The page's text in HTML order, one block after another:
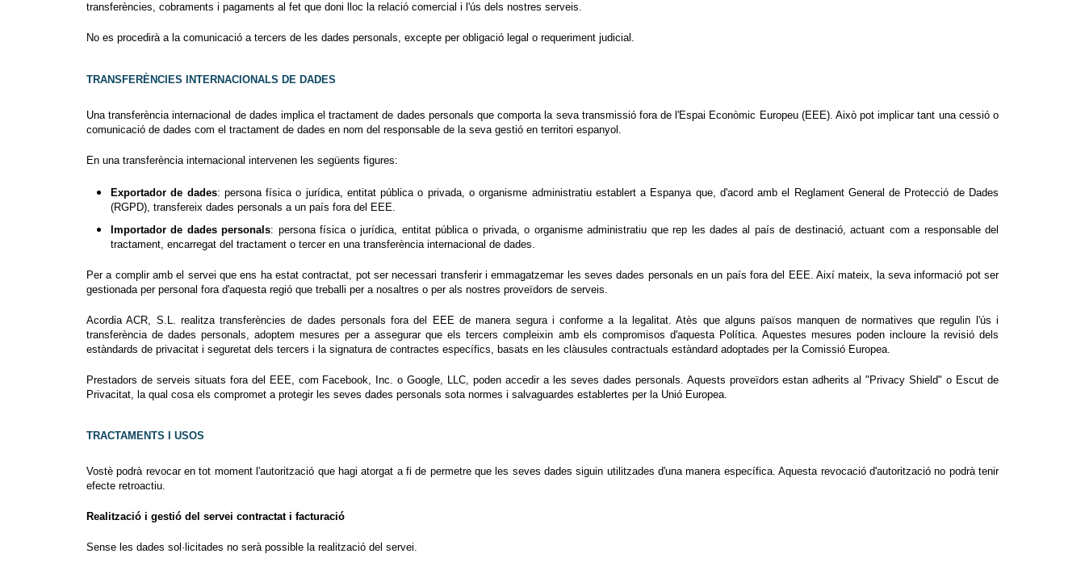
transferències, cobraments i pagaments al fet que doni lloc la relació comercial i l'ús dels nostres serveis.
No es procedirà a la comunicació a tercers de les dades personals, excepte per obligació legal o requeriment judicial.
TRANSFERÈNCIES INTERNACIONALS DE DADES
Una transferència internacional de dades implica el tractament de dades personals que comporta la seva transmissió fora de l'Espai Econòmic Europeu (EEE). Això pot implicar tant una cessió o
comunicació de dades com el tractament de dades en nom del responsable de la seva gestió en territori espanyol.
En una transferència internacional intervenen les següents figures:
Exportador de dades: persona física o jurídica, entitat pública o privada, o organisme administratiu establert a Espanya que, d'acord amb el Reglament General de Protecció de Dades
(RGPD), transfereix dades personals a un país fora del EEE.
Importador de dades personals: persona física o jurídica, entitat pública o privada, o organisme administratiu que rep les dades al país de destinació, actuant com a responsable del
tractament, encarregat del tractament o tercer en una transferència internacional de dades.
Per a complir amb el servei que ens ha estat contractat, pot ser necessari transferir i emmagatzemar les seves dades personals en un país fora del EEE. Així mateix, la seva informació pot ser
gestionada per personal fora d'aquesta regió que treballi per a nosaltres o per als nostres proveïdors de serveis.
Acordia ACR, S.L. realitza transferències de dades personals fora del EEE de manera segura i conforme a la legalitat. Atès que alguns països manquen de normatives que regulin l'ús i
transferència de dades personals, adoptem mesures per a assegurar que els tercers compleixin amb els compromisos d'aquesta Política. Aquestes mesures poden incloure la revisió dels
estàndards de privacitat i seguretat dels tercers i la signatura de contractes específics, basats en les clàusules contractuals estàndard adoptades per la Comissió Europea.
Prestadors de serveis situats fora del EEE, com Facebook, Inc. o Google, LLC, poden accedir a les seves dades personals. Aquests proveïdors estan adherits al "Privacy Shield" o Escut de
Privacitat, la qual cosa els compromet a protegir les seves dades personals sota normes i salvaguardes establertes per la Unió Europea.
TRACTAMENTS I USOS
Vostè podrà revocar en tot moment l'autorització que hagi atorgat a fi de permetre que les seves dades siguin utilitzades d'una manera específica. Aquesta revocació d'autorització no podrà tenir
efecte retroactiu.
Realització i gestió del servei contractat i facturació
Sense les dades sol·licitades no serà possible la realització del servei.